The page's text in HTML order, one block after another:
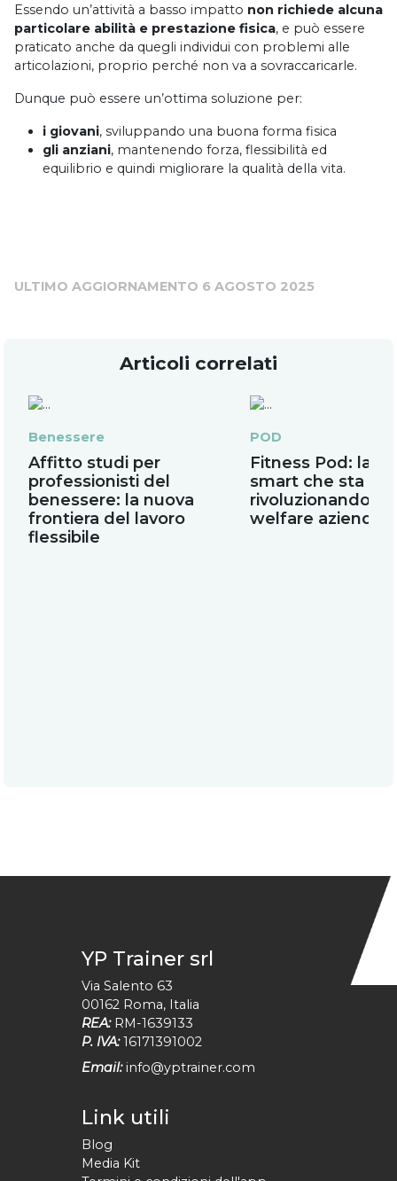
Essendo un’attività a basso impatto non richiede alcuna
particolare abilità e prestazione fisica, e può essere
praticato anche da quegli individui con problemi alle
articolazioni, proprio perché non va a sovraccaricarle.
Dunque può essere un’ottima soluzione per:
i giovani, sviluppando una buona forma fisica
gli anziani, mantenendo forza, flessibilità ed
equilibrio e quindi migliorare la qualità della vita.
ULTIMO AGGIORNAMENTO 6 AGOSTO 2025
Articoli correlati
Benessere
Affitto studi per
professionisti del
benessere: la nuova
frontiera del lavoro
flessibile
POD
Fitness Pod: la
smart che sta
rivoluzionando il
welfare aziendale
YP Trainer srl
Via Salento 63
00162 Roma, Italia
REA: RM-1639133
P. IVA: 16171391002
Email: info@yptrainer.com
Link utili
Blog
Media Kit